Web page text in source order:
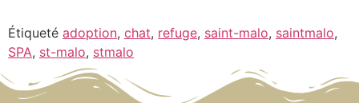
Étiqueté adoption, chat, refuge, saint-malo, saintmalo,
SPA, st-malo, stmalo